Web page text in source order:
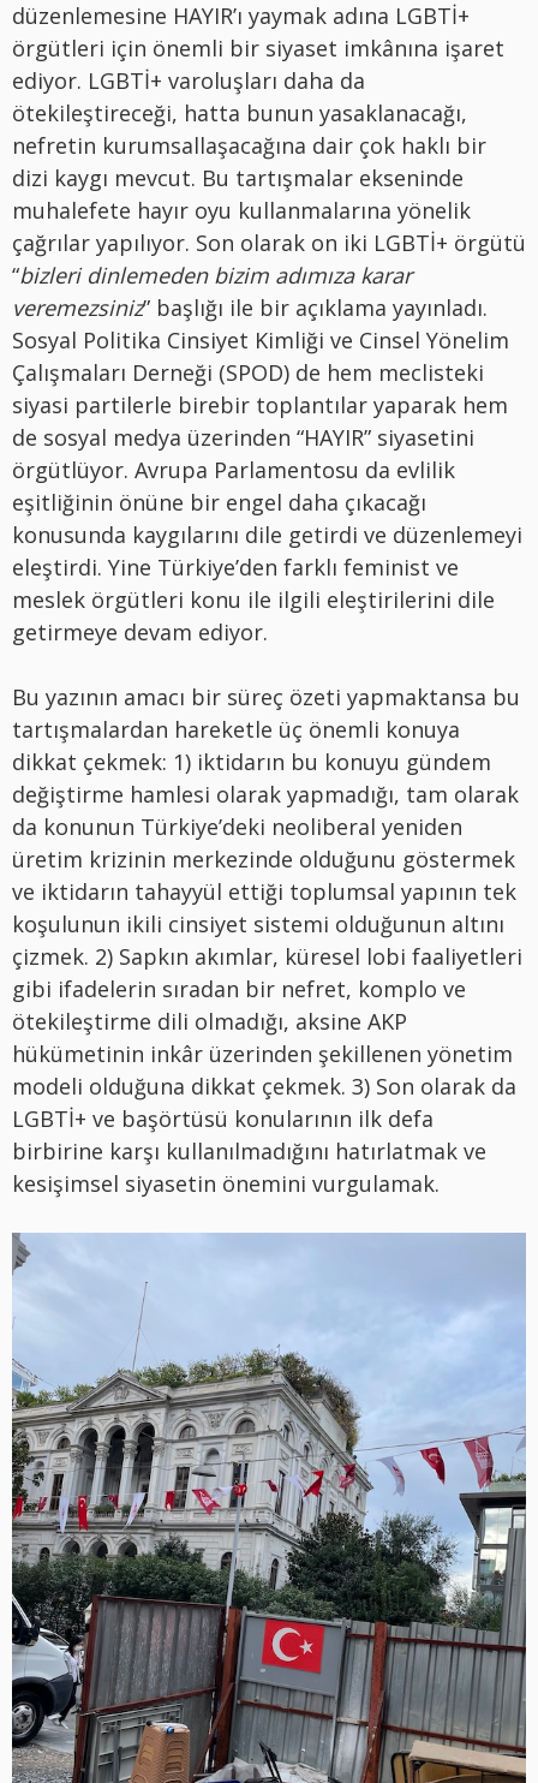
düzenlemesine HAYIR’ı yaymak adına LGBTİ+
örgütleri için önemli bir siyaset imkânına işaret
ediyor. LGBTİ+ varoluşları daha da
ötekileştireceği, hatta bunun yasaklanacağı,
nefretin kurumsallaşacağına dair çok haklı bir
dizi kaygı mevcut. Bu tartışmalar ekseninde
muhalefete hayır oyu kullanmalarına yönelik
çağrılar yapılıyor. Son olarak on iki LGBTİ+ örgütü
“bizleri dinlemeden bizim adımıza karar
veremezsiniz” başlığı ile bir açıklama yayınladı.
Sosyal Politika Cinsiyet Kimliği ve Cinsel Yönelim
Çalışmaları Derneği (SPOD) de hem meclisteki
siyasi partilerle birebir toplantılar yaparak hem
de sosyal medya üzerinden “HAYIR” siyasetini
örgütlüyor. Avrupa Parlamentosu da evlilik
eşitliğinin önüne bir engel daha çıkacağı
konusunda kaygılarını dile getirdi ve düzenlemeyi
eleştirdi. Yine Türkiye’den farklı feminist ve
meslek örgütleri konu ile ilgili eleştirilerini dile
getirmeye devam ediyor.
Bu yazının amacı bir süreç özeti yapmaktansa bu
tartışmalardan hareketle üç önemli konuya
dikkat çekmek: 1) iktidarın bu konuyu gündem
değiştirme hamlesi olarak yapmadığı, tam olarak
da konunun Türkiye’deki neoliberal yeniden
üretim krizinin merkezinde olduğunu göstermek
ve iktidarın tahayyül ettiği toplumsal yapının tek
koşulunun ikili cinsiyet sistemi olduğunun altını
çizmek. 2) Sapkın akımlar, küresel lobi faaliyetleri
gibi ifadelerin sıradan bir nefret, komplo ve
ötekileştirme dili olmadığı, aksine AKP
hükümetinin inkâr üzerinden şekillenen yönetim
modeli olduğuna dikkat çekmek. 3) Son olarak da
LGBTİ+ ve başörtüsü konularının ilk defa
birbirine karşı kullanılmadığını hatırlatmak ve
kesişimsel siyasetin önemini vurgulamak.